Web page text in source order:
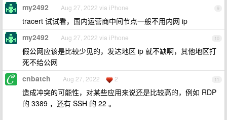
9
my2492 Aug 27, 2022 via iPhone
tracert 试试看，国内运营商中间节点一般不用内网 ip
10
my2492 Aug 27, 2022 via iPhone
假公网应该是比较少见的，发达地区 ip 就不缺啊，其他地区打
死不给公网
11
cnbatch Aug 27, 2022 2
造成冲突的可能性，对某些应用来说还是比较高的，例如 RDP
的 3389 ，还有 SSH 的 22 。